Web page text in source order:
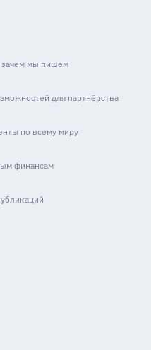
зачем мы пишем
для партнёрства
по всему миру
финансам